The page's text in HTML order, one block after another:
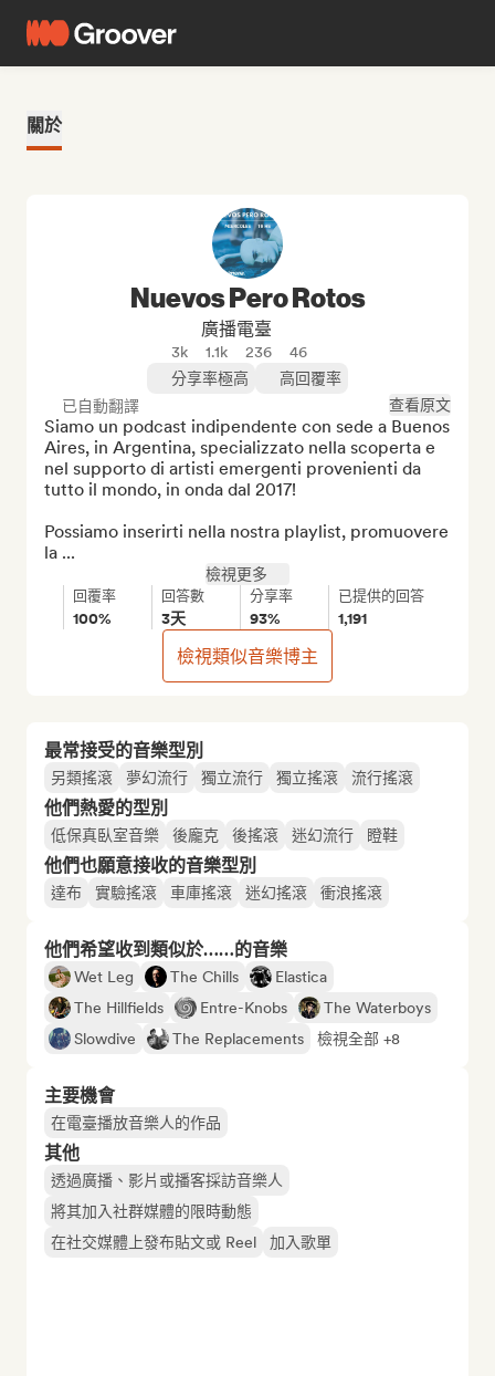
關於
最常接受的音樂型別
另類搖滾 夢幻流行 獨立流行 獨立搖滾 流行搖滾
他們熱愛的型別
低保真臥室音樂 後龐克 後搖滾 迷幻流行 瞪鞋
他們也願意接收的音樂型別
達布 實驗搖滾 車庫搖滾 迷幻搖滾 衝浪搖滾
他們希望收到類似於……的音樂
Wet Leg The Chills
Elastica
The Hillfields
Entre-Knobs
The Waterboys
Slowdive
The Replacements 檢視全部 +8
主要機會
在電臺播放音樂人的作品
其他
透過廣播、影片或播客採訪音樂人
將其加入社群媒體的限時動態
在社交媒體上發布貼文或 Reel
加入歌單
Nuevos Pero Rotos
廣播電臺
3k 1.1k 236
46
分享率極高
高回覆率
已自動翻譯
查看原文
Siamo un podcast indipendente con sede a Buenos
Aires, in Argentina, specializzato nella scoperta e
nel supporto di artisti emergenti provenienti da
tutto il mondo, in onda dal 2017!
Possiamo inserirti nella nostra playlist, promuovere
la ...
檢視更多
回覆率
100%
回答數
3天
分享率
93%
已提供的回答
1,191
檢視類似音樂博主